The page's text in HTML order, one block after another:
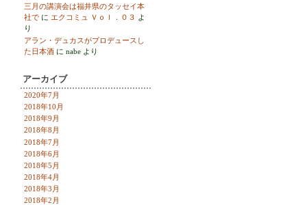
三月の講演会は福井県のタッセイ本
社で に エクコミュ Ｖｏｌ．０３ よ
り
アラン・デュカスがプロデュースし
た日本酒 に nabe より
アーカイブ
2020年7月
2018年10月
2018年9月
2018年8月
2018年7月
2018年6月
2018年5月
2018年4月
2018年3月
2018年2月